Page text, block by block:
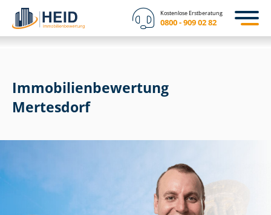
Kostenlose Erstberatung
0800 - 909 02 82
Immobilien­bewertung
Mertesdorf